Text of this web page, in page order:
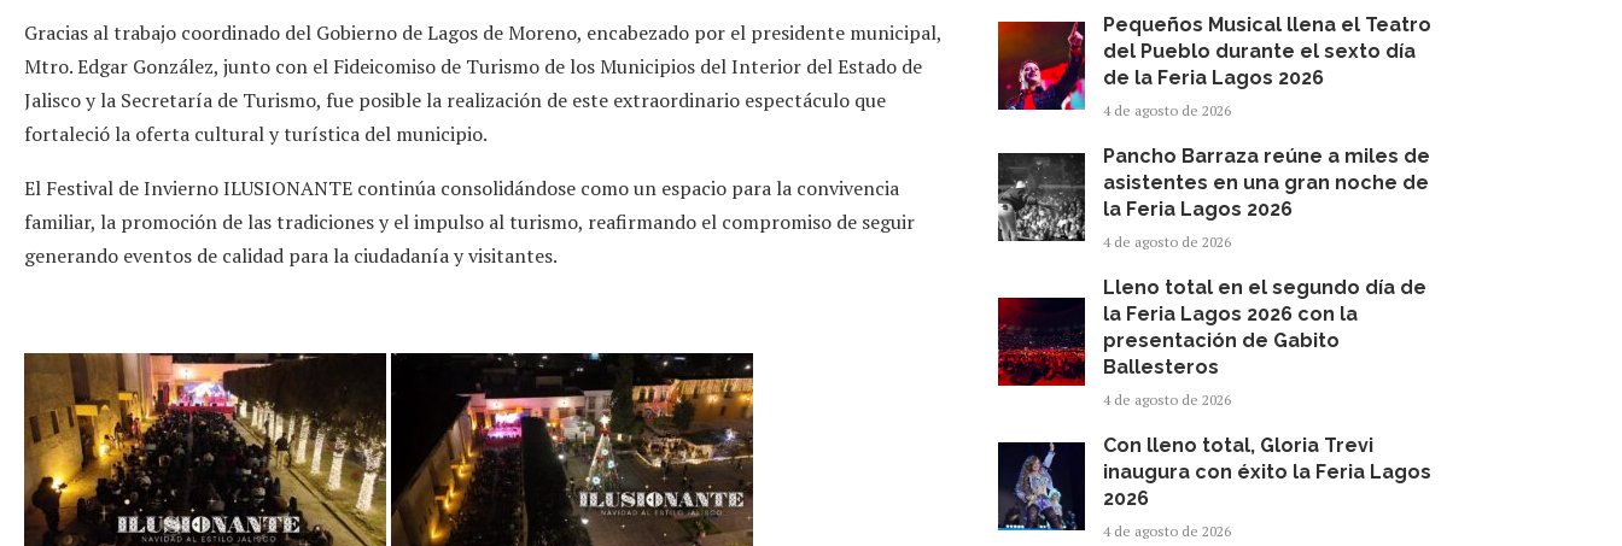
Gracias al trabajo coordinado del Gobierno de Lagos de Moreno, encabezado por el presidente municipal,
Mtro. Edgar González, junto con el Fideicomiso de Turismo de los Municipios del Interior del Estado de
Jalisco y la Secretaría de Turismo, fue posible la realización de este extraordinario espectáculo que
fortaleció la oferta cultural y turística del municipio.
El Festival de Invierno ILUSIONANTE continúa consolidándose como un espacio para la convivencia
familiar, la promoción de las tradiciones y el impulso al turismo, reafirmando el compromiso de seguir
generando eventos de calidad para la ciudadanía y visitantes.
Pequeños Musical llena el Teatro
del Pueblo durante el sexto día
de la Feria Lagos 2026
4 de agosto de 2026
Pancho Barraza reúne a miles de
asistentes en una gran noche de
la Feria Lagos 2026
4 de agosto de 2026
Lleno total en el segundo día de
la Feria Lagos 2026 con la
presentación de Gabito
Ballesteros
4 de agosto de 2026
Con lleno total, Gloria Trevi
inaugura con éxito la Feria Lagos
2026
4 de agosto de 2026